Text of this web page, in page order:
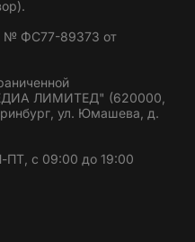
№ ФС77-89373 от
ЛИМИТЕД" (620000,
ул. Юмашева, д.
ПТ, с 09:00 до 19:00